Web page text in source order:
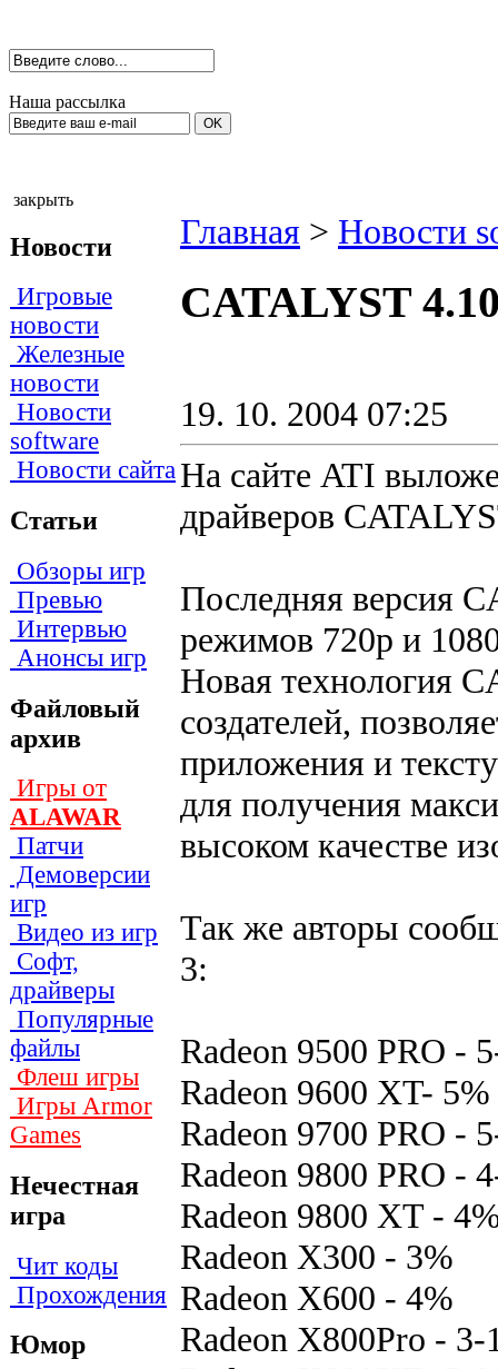
Наша рассылка
закрыть
Новости
Игровые
новости
Железные
новости
Новости
software
Новости сайта
Статьи
Обзоры игр
Превью
Интервью
Анонсы игр
Файловый
архив
Игры от
ALAWAR
Патчи
Демоверсии
игр
Видео из игр
Софт,
драйверы
Популярные
файлы
Флеш игры
Игры Armor
Games
Нечестная
игра
Чит коды
Прохождения
Юмор
Главная > Новости
CATALYST
19. 10. 2004 07:25
На сайте ATI
драйверов
Последняя версия
режимов 720p и
Новая технология
создателей,
приложения и
для получения
высоком качестве
Так же авторы
3:
Radeon 9500 PRO -
Radeon 9600 XT- 5%
Radeon 9700 PRO -
Radeon 9800 PRO -
Radeon 9800 XT -
Radeon X300 - 3%
Radeon X600 - 4%
Radeon X800Pro - 3-